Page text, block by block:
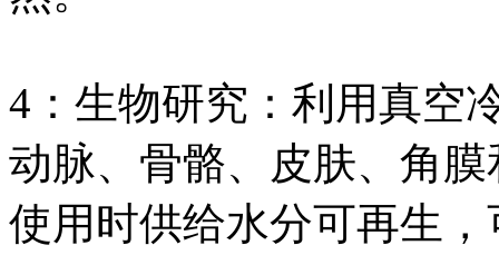
4：生物研究：利用真空
动脉、骨骼、皮肤、角
使用时供给水分可再生